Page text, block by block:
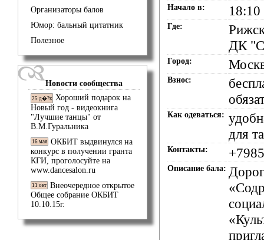
Организаторы балов
Юмор: бальный цитатник
Полезное
Новости сообщества
25 д�?к Хороший подарок на
Новый год - видеокнига
"Лучшие танцы" от
В.М.Гуральника
16 мая ОКБИТ выдвинулся на
конкурс в получении гранта
КГИ, проголосуйте на
www.dancesalon.ru
11 окт Внеочередное открытое
Общее собрание ОКБИТ
10.10.15г.
Начало в: 18:10
Где:
ДК
Город:
Взнос:
Как одеваться:
для
Контакты:
Описание бала: